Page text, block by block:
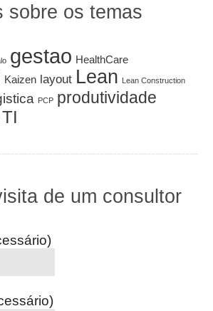
sobre os temas
gestao HealthCare
Kaizen layout Lean Lean Construction
PCP produtividade
TI
de um consultor